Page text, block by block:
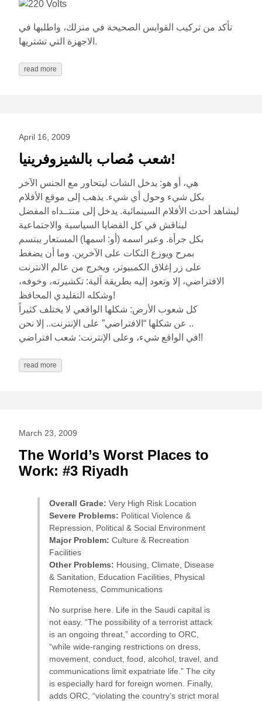
تأكد من تركيب القوابس الصحيحة في منزلك، واطلبها في
الاجهزة التي تشتريها.
read more
April 16, 2009
شعب مُصاب بالشيزوفرينيا!
هي، أو هو: يدخل الشات ليتحاور مع الجنس الآخر
بكل شيء وحول أي شيء. يذهب إلى موقع الأفلام
ليشاهد أحدث الأفلام السينمائية. يدخل إلى منتــداه المفضل
ليناقش في كل القضايا السياسية والاجتماعية
بكل جرأة. وعبر اسمه (أو: اسمها) المستعار يبتسم
بمرح ويوزع النكات على الآخرين. وما أن يضغط
على زر إغلاق الكمبيوتر، ويخرج من عالم الانترنت
الافتراضي، إلا وتعود إليه بطريقة آلية: تكشيرته، وخوفه،
وشكله التقليدي المحافظ!
كل شعوب الأرض: شكلها الواقعي لا يختلف كثيراً
عن شكلها “الافتراضي” على الإنترنت.. إلا نحن ..
في الواقع شيء، وعلى الإنترنت: شعب افتراضي!!
read more
March 23, 2009
The World’s Worst Places to
Work: #3 Riyadh
Overall Grade: Very High Risk Location
Severe Problems: Political Violence &
Repression, Political & Social Environment
Major Problem: Culture & Recreation
Facilities
Other Problems: Housing, Climate, Disease
& Sanitation, Education Facilities, Physical
Remoteness, Communications
No surprise here. Life in the Saudi capital is
not easy. “The possibility of a terrorist attack
is an ongoing threat,” according to ORC,
“while wide-ranging restrictions on dress,
movement, conduct, food, alcohol, travel, and
communications limit expatriate life.” The city
is especially hard for foreign women. Finally,
adds ORC, “violating the country’s strict moral